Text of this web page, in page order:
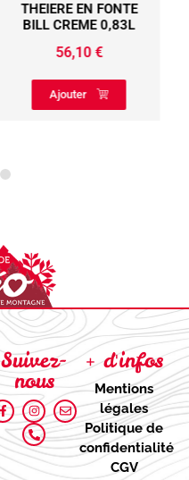
THEIERE EN FONTE
BILL CREME 0,83L
56,10€
Ajouter
Suivez-
nous
+ d'infos
Mentions
légales
Politique de
confidentialité
CGV